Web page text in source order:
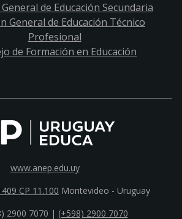
de Educación Secundaria
General de Educación Técnico
Profesional
de Formación en Educación
www.anep.edu.uy
CP 11.100 Montevideo - Uruguay
2900 7070 | (+598) 2900 7070